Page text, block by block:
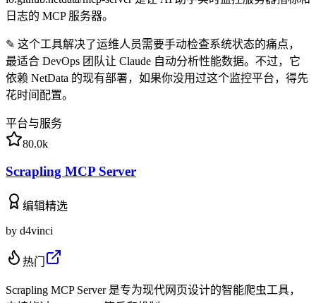
日志的 MCP 服务器。
✎ 这个工具解决了运维人员需要手动检查系统状态的痛点，
最适合 DevOps 团队让 Claude 自动分析性能数据。不过，它
依赖 NetData 的现有部署，如果你没用过这个监控平台，得先
花时间配置。
平台与服务
80.0k
Scrapling MCP Server
编辑精选
by d4vinci
热门
Scrapling MCP Server 是专为现代网页设计的智能爬虫工具，